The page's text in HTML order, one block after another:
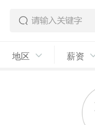
地区 薪资